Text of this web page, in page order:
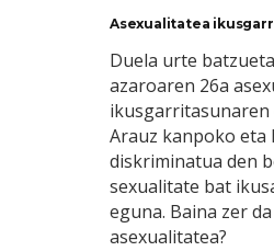
Asexualitatea
Duela urte
azaroaren 26a
ikusgarritasunaren
Arauz kanpoko
diskriminatua den
sexualitate bat
eguna. Baina zer da
asexualitatea?